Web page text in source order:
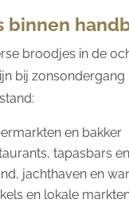
binnen
broodjes in de
bij
en bakker
tapasbars
jachthaven en
en lokale